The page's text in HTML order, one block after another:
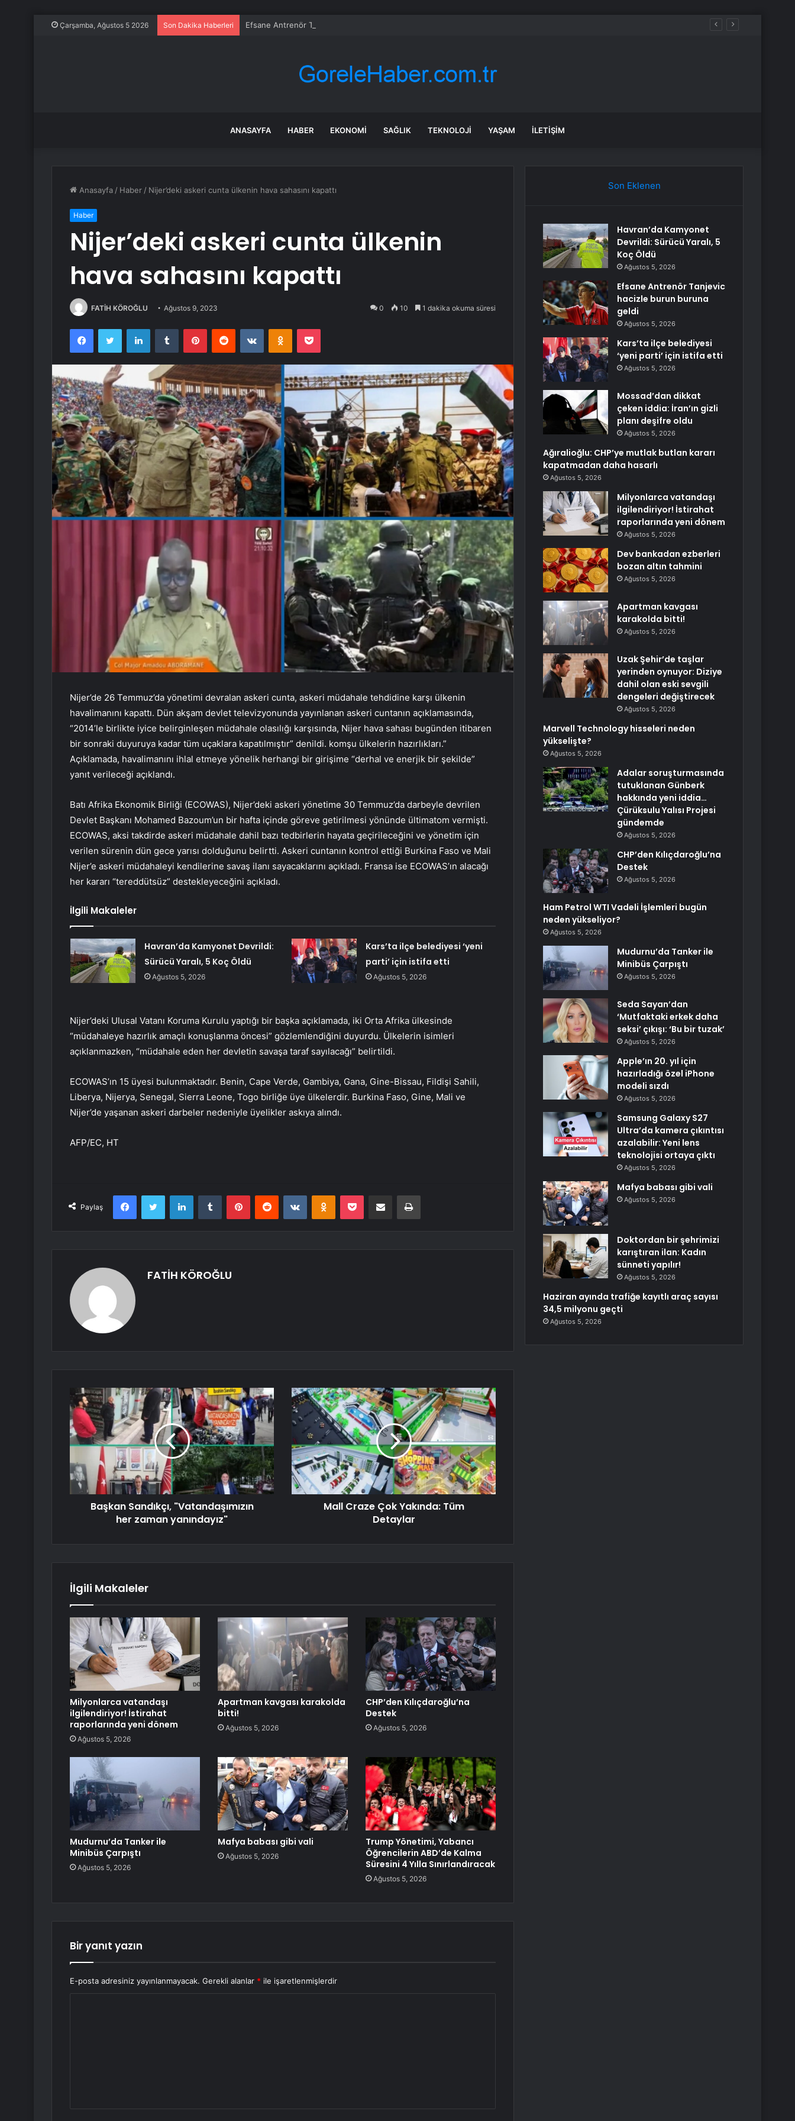
Çarşamba, Ağustos 5 2026 Son Dakika Haberleri Efsane Antrenör Tanjevic hacizle burun buruna geldi
ANASAYFA HABER EKONOMI SAĞLIK TEKNOLOJI YAŞAM İLETIŞIM
Anasayfa / Haber / Nijer’deki askeri cunta ülkenin hava sahasını kapattı
Haber
Nijer’deki askeri cunta ülkenin
hava sahasını kapattı
FATİH KÖROĞLU Ağustos 9, 2023 0 10 1 dakika okuma süresi
FacebookTwitter LinkedInTumblr PinterestReddit VKontakteOdnoklassniki
Pocket
Nijer’de 26 Temmuz’da yönetimi devralan askeri cunta, askeri müdahale tehdidine karşı ülkenin
havalimanını kapattı. Dün akşam devlet televizyonunda yayınlanan askeri cuntanın açıklamasında,
“2014’le birlikte iyice belirginleşen müdahale olasılığı karşısında, Nijer hava sahası bugünden itibaren
bir sonraki duyuruya kadar tüm uçaklara kapatılmıştır” denildi. komşu ülkelerin hazırlıkları.”
Açıklamada, havalimanını ihlal etmeye yönelik herhangi bir girişime “derhal ve enerjik bir şekilde”
yanıt verileceği açıklandı.
Batı Afrika Ekonomik Birliği (ECOWAS), Nijer’deki askeri yönetime 30 Temmuz’da darbeyle devrilen
Devlet Başkanı Mohamed Bazoum’un bir hafta içinde göreve getirilmesi yönünde ültimatom vermişti.
ECOWAS, aksi takdirde askeri müdahale dahil bazı tedbirlerin hayata geçirileceğini ve yönetim için
verilen sürenin dün gece yarısı dolduğunu belirtti. Askeri cuntanın kontrol ettiği Burkina Faso ve Mali
Nijer’e askeri müdahaleyi kendilerine savaş ilanı sayacaklarını açıkladı. Fransa ise ECOWAS’ın alacağı
her kararı “tereddütsüz” destekleyeceğini açıkladı.
İlgili Makaleler
Havran’da Kamyonet Devrildi:
Sürücü Yaralı, 5 Koç Öldü
Ağustos 5, 2026
Kars’ta ilçe belediyesi ‘yeni
parti’ için istifa etti
Ağustos 5, 2026
Nijer’deki Ulusal Vatanı Koruma Kurulu yaptığı bir başka açıklamada, iki Orta Afrika ülkesinde
“müdahaleye hazırlık amaçlı konuşlanma öncesi” gözlemlendiğini duyurdu. Ülkelerin isimleri
açıklanmazken, “müdahale eden her devletin savaşa taraf sayılacağı” belirtildi.
ECOWAS’ın 15 üyesi bulunmaktadır. Benin, Cape Verde, Gambiya, Gana, Gine-Bissau, Fildişi Sahili,
Liberya, Nijerya, Senegal, Sierra Leone, Togo birliğe üye ülkelerdir. Burkina Faso, Gine, Mali ve
Nijer’de yaşanan askeri darbeler nedeniyle üyelikler askıya alındı.
AFP/EC, HT
Paylaş
FacebookTwitter LinkedInTumblr PinterestReddit VKontakteOdnoklassniki
Pocket E-Posta ile paylaş Yazdır
FATİH KÖROĞLU
Başkan Sandıkçı, "Vatandaşımızın
her zaman yanındayız"
Mall Craze Çok Yakında: Tüm
Detaylar
İlgili Makaleler
Milyonlarca vatandaşı
ilgilendiriyor! İstirahat
raporlarında yeni dönem
Ağustos 5, 2026
Apartman kavgası karakolda
bitti!
Ağustos 5, 2026
CHP’den Kılıçdaroğlu’na
Destek
Ağustos 5, 2026
Mudurnu’da Tanker ile
Minibüs Çarpıştı
Ağustos 5, 2026
Mafya babası gibi vali
Ağustos 5, 2026
Trump Yönetimi, Yabancı
Öğrencilerin ABD’de Kalma
Süresini 4 Yılla Sınırlandıracak
Ağustos 5, 2026
Bir yanıt yazın
E-posta adresiniz yayınlanmayacak. Gerekli alanlar * ile işaretlenmişlerdir
Son Eklenen
Havran’da Kamyonet
Devrildi: Sürücü Yaralı, 5
Koç Öldü
Ağustos 5, 2026
Efsane Antrenör Tanjevic
hacizle burun buruna
geldi
Ağustos 5, 2026
Kars’ta ilçe belediyesi
‘yeni parti’ için istifa etti
Ağustos 5, 2026
Mossad’dan dikkat
çeken iddia: İran’ın gizli
planı deşifre oldu
Ağustos 5, 2026
Ağıralioğlu: CHP’ye mutlak butlan kararı
kapatmadan daha hasarlı
Ağustos 5, 2026
Milyonlarca vatandaşı
ilgilendiriyor! İstirahat
raporlarında yeni dönem
Ağustos 5, 2026
Dev bankadan ezberleri
bozan altın tahmini
Ağustos 5, 2026
Apartman kavgası
karakolda bitti!
Ağustos 5, 2026
Uzak Şehir’de taşlar
yerinden oynuyor: Diziye
dahil olan eski sevgili
dengeleri değiştirecek
Ağustos 5, 2026
Marvell Technology hisseleri neden
yükselişte?
Ağustos 5, 2026
Adalar soruşturmasında
tutuklanan Günberk
hakkında yeni iddia…
Çürüksulu Yalısı Projesi
gündemde
Ağustos 5, 2026
CHP’den Kılıçdaroğlu’na
Destek
Ağustos 5, 2026
Ham Petrol WTI Vadeli İşlemleri bugün
neden yükseliyor?
Ağustos 5, 2026
Mudurnu’da Tanker ile
Minibüs Çarpıştı
Ağustos 5, 2026
Seda Sayan’dan
‘Mutfaktaki erkek daha
seksi’ çıkışı: ‘Bu bir tuzak’
Ağustos 5, 2026
Apple’ın 20. yıl için
hazırladığı özel iPhone
modeli sızdı
Ağustos 5, 2026
Samsung Galaxy S27
Ultra’da kamera çıkıntısı
azalabilir: Yeni lens
teknolojisi ortaya çıktı
Ağustos 5, 2026
Mafya babası gibi vali
Ağustos 5, 2026
Doktordan bir şehrimizi
karıştıran ilan: Kadın
sünneti yapılır!
Ağustos 5, 2026
Haziran ayında trafiğe kayıtlı araç sayısı
34,5 milyonu geçti
Ağustos 5, 2026